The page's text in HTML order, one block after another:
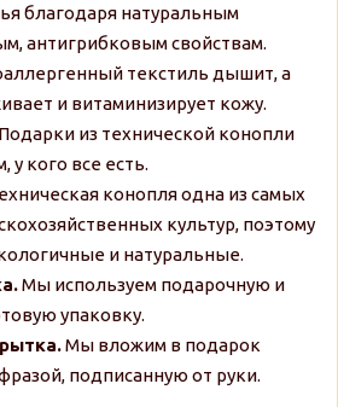
благодаря натуральным
антигрибковым свойствам.
текстиль дышит, а
и витаминизирует кожу.
Подарки из технической конопли
у кого все есть.
конопля одна из самых
культур, поэтому
и натуральные.
Мы используем подарочную и
упаковку.
Мы вложим в подарок
подписанную от руки.